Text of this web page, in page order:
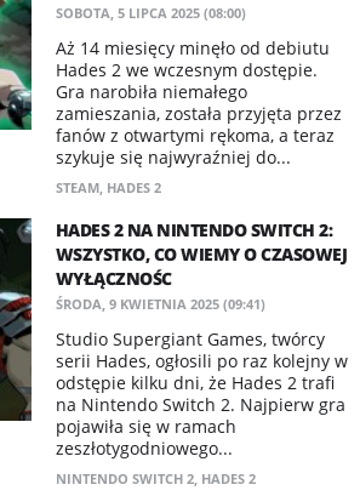
SOBOTA, 5 LIPCA 2025 (08:00)
Aż 14 miesięcy minęło od debiutu
Hades 2 we wczesnym dostępie.
Gra narobiła niemałego
zamieszania, została przyjęta przez
fanów z otwartymi rękoma, a teraz
szykuje się najwyraźniej do...
STEAM, HADES 2
HADES 2 NA NINTENDO SWITCH 2:
WSZYSTKO, CO WIEMY O CZASOWEJ
WYŁĄCZNOŚC
ŚRODA, 9 KWIETNIA 2025 (09:41)
Studio Supergiant Games, twórcy
serii Hades, ogłosili po raz kolejny w
odstępie kilku dni, że Hades 2 trafi
na Nintendo Switch 2. Najpierw gra
pojawiła się w ramach
zeszłotygodniowego...
NINTENDO SWITCH 2, HADES 2